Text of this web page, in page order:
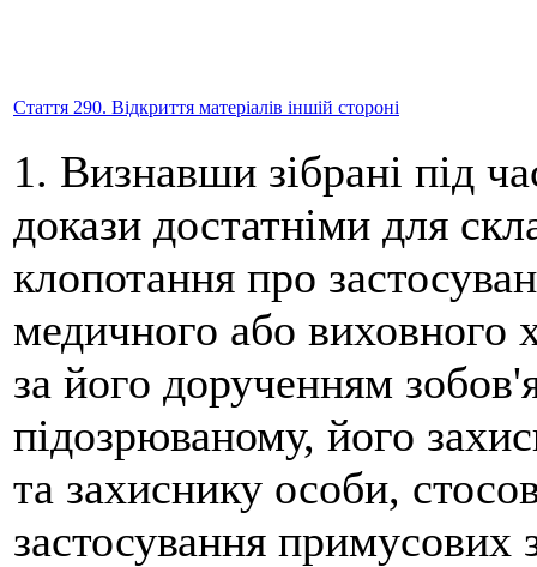
Стаття 290. Відкриття матеріалів іншій стороні
1. Визнавши зібрані під
докази достатніми для
клопотання про
медичного або виховного
за його дорученням
підозрюваному, його
та захиснику особи,
застосування примусових